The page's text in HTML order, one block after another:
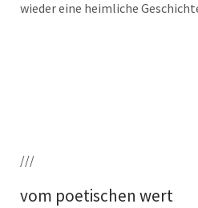
wie­der eine heim­li­che
///
vom poetischen wert